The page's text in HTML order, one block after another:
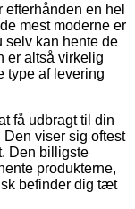
en hel
mest moderne er
kan hente de
er altså virkelig
type af levering
få udbragt til din
viser sig oftest
Den billigste
produkterne,
befinder dig tæt